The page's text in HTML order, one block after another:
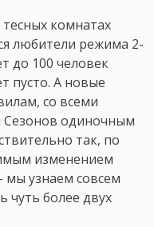
комнатах
любители режима 2-
до 100 человек
пусто. А новые
со всеми
одиночным
так, по
изменением
мы узнаем совсем
чуть более двух